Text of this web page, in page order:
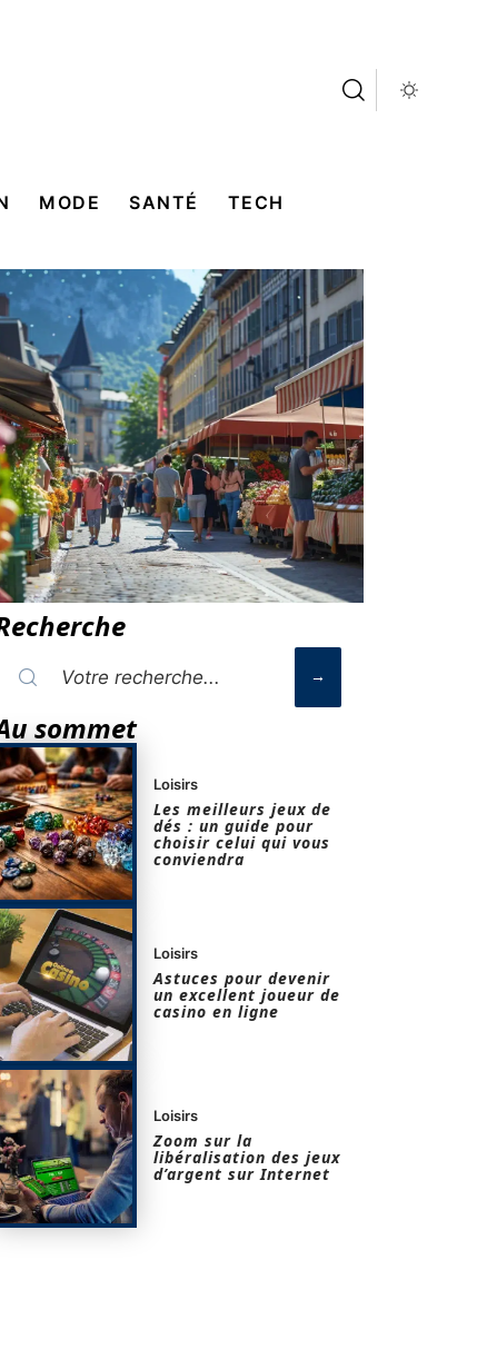
MODE SANTÉ TECH
sommet
Loisirs
Les meilleurs jeux de
dés : un guide pour
choisir celui qui vous
conviendra
Loisirs
Astuces pour devenir
un excellent joueur de
casino en ligne
Loisirs
Zoom sur la
libéralisation des jeux
d’argent sur Internet